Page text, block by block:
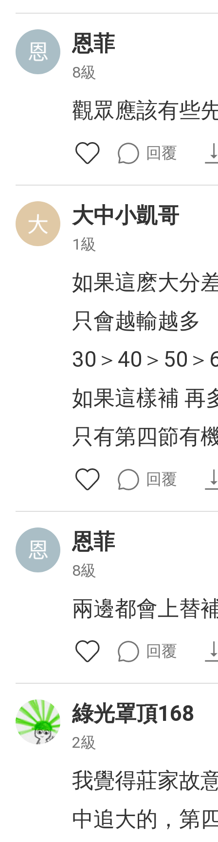
恩菲
8級
觀眾應該有些
回覆
大中小凱哥
1級
如果這麽大分
只會越輸越多
30＞40＞50＞
如果這樣補 再
只有第四節有
回覆
恩菲
8級
兩邊都會上替
回覆
綠光罩頂168
2級
我覺得莊家故
中追大的，第